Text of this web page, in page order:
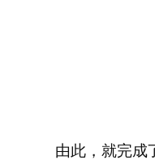
由此，就完成